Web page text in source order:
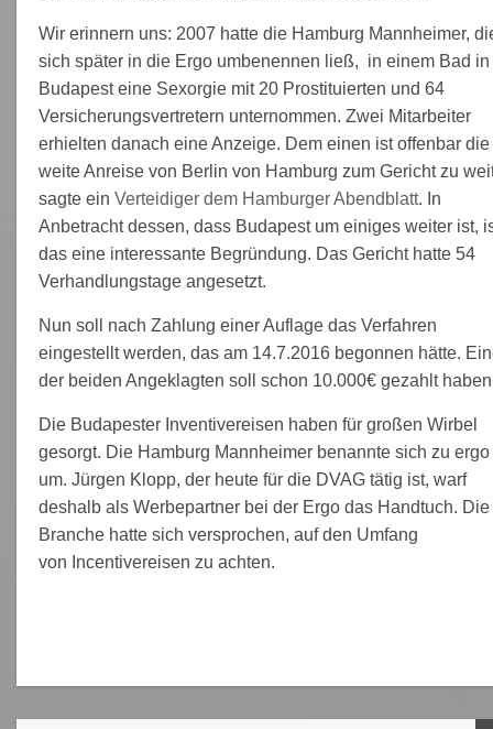
Wir erinnern uns: 2007 hatte die Hamburg Mannheimer,
sich später in die Ergo umbenennen ließ, in einem Bad in
Budapest eine Sexorgie mit 20 Prostituierten und 64
Versicherungsvertretern unternommen. Zwei Mitarbeiter
erhielten danach eine Anzeige. Dem einen ist offenbar die
weite Anreise von Berlin von Hamburg zum Gericht zu
sagte ein Verteidiger dem Hamburger Abendblatt. In
Anbetracht dessen, dass Budapest um einiges weiter ist,
das eine interessante Begründung. Das Gericht hatte 54
Verhandlungstage angesetzt.
Nun soll nach Zahlung einer Auflage das Verfahren
eingestellt werden, das am 14.7.2016 begonnen hätte.
der beiden Angeklagten soll schon 10.000€ gezahlt
Die Budapester Inventivereisen haben für großen Wirbel
gesorgt. Die Hamburg Mannheimer benannte sich zu ergo
um. Jürgen Klopp, der heute für die DVAG tätig ist, warf
deshalb als Werbepartner bei der Ergo das Handtuch. Die
Branche hatte sich versprochen, auf den Umfang
von Incentivereisen zu achten.